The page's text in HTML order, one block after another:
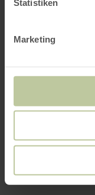
Statistiken
Marketing